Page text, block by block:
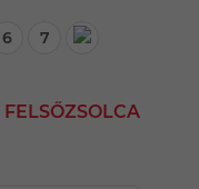
6 7